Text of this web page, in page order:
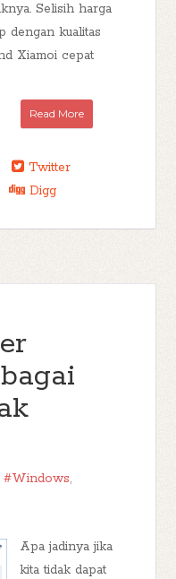
Selisih harga
dengan kualitas
Xiamoi cepat
Read More
Twitter
Digg
#Windows,
Apa jadinya jika
kita tidak dapat